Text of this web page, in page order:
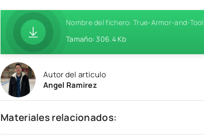
Nombre del fichero: True-Armor-and-
Tamaño: 306.4 Kb
Autor del artículo
Angel Ramirez
Materiales relacionados: